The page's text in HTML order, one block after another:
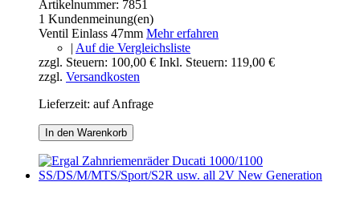
Artikelnummer: 7851
1 Kundenmeinung(en)
Ventil Einlass 47mm Mehr erfahren
| Auf die Vergleichsliste
zzgl. Steuern: 100,00 € Inkl. Steuern: 119,00 €
zzgl. Versandkosten
Lieferzeit: auf Anfrage
In den Warenkorb